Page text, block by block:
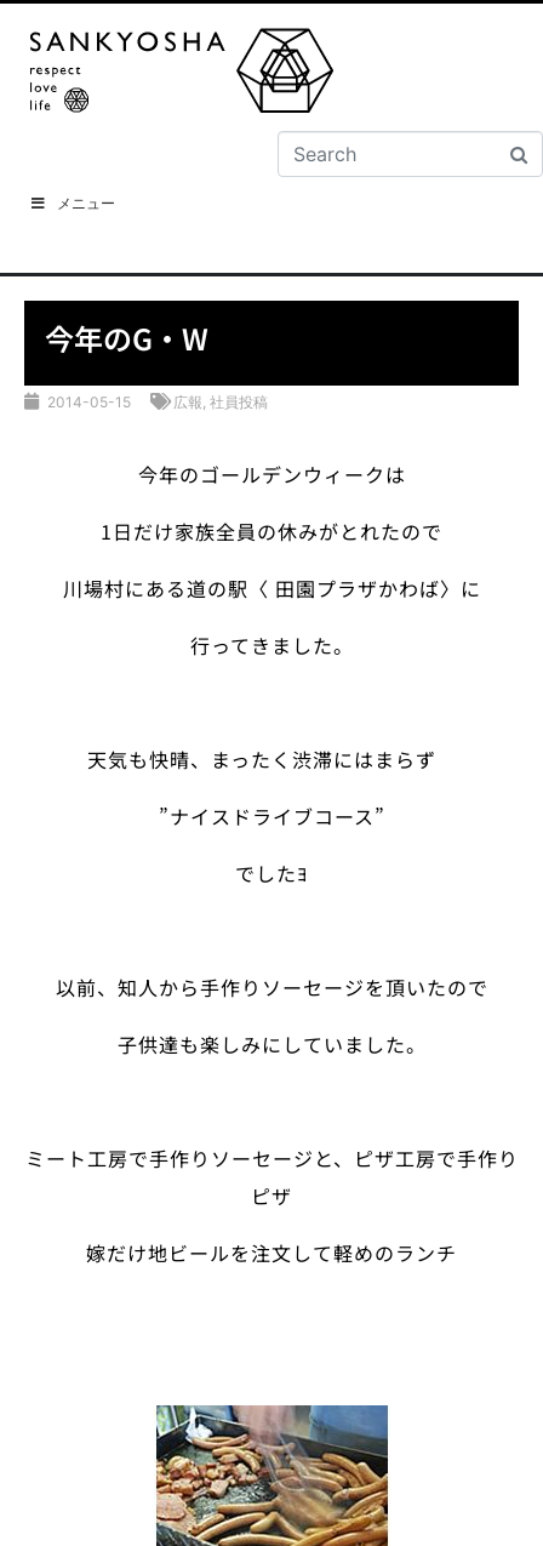
メニュー
今年のG・W
2014-05-15 広報, 社員投稿
今年のゴールデンウィークは
1日だけ家族全員の休みがとれたので
川場村にある道の駅〈 田園プラザかわば〉に
行ってきました。
天気も快晴、まったく渋滞にはまらず
”ナイスドライブコース”
でしたﾖ
以前、知人から手作りソーセージを頂いたので
子供達も楽しみにしていました。
ミート工房で手作りソーセージと、ピザ工房で手作り
ピザ
嫁だけ地ビールを注文して軽めのランチ